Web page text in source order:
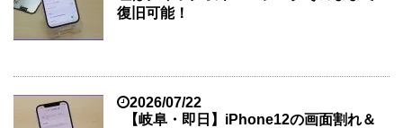
復旧可能！
2026/07/22
【岐阜・即日】iPhone12の画面割れ＆